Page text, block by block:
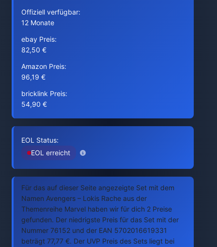
Offiziell verfügbar:
12 Monate
ebay Preis:
82,50 €
Amazon Preis:
96,19 €
bricklink Preis:
54,90 €
EOL Status:
EOL erreicht
Für das auf dieser Seite angezeigte Set mit dem
Namen Avengers – Lokis Rache aus der
Themenreihe Marvel haben wir für dich 2 Preise
gefunden. Der niedrigste Preis für das Set mit der
Nummer 76152 und der EAN 5702016619331
beträgt 77,77 €. Der UVP Preis des Sets liegt bei